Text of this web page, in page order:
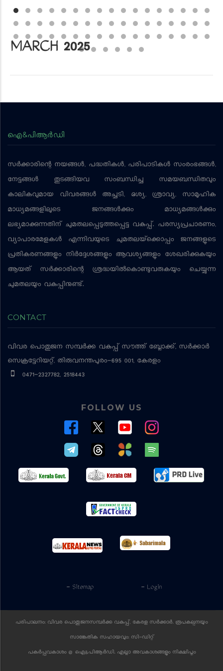
MARCH 2025
ഐ&പിആര്‍ഡി
സര്‍ക്കാരിന്റെ നയങ്ങള്‍, പദ്ധതികള്‍, പരിപാടികള്‍ സംരംഭങ്ങള്‍,
നേട്ടങ്ങള്‍ തുടങ്ങിയവ സംബന്ധിച്ച സമയബന്ധിതവും
കാലികവുമായ വിവരങ്ങള്‍ അച്ചടി, ദൃശ്യ, ശ്രാവ്യ, സാമൂഹിക
മാധ്യമങ്ങളിലൂടെ ജനങ്ങള്‍ക്കും മാധ്യമങ്ങള്‍ക്കും
ലഭ്യമാക്കുന്നതിന് ചുമതലപ്പെടുത്തപ്പെട്ട വകുപ്പ്. പരസ്യപ്രചാരണം,
വ്യാപാരമേളകള്‍ എന്നിവയുടെ ചുമതലയ്‌ക്കൊപ്പം ജനങ്ങളുടെ
പ്രതികരണങ്ങളും നിര്‍ദ്ദേശങ്ങളും ആവശ്യങ്ങളും ശേഖരിക്കുകയും
ആയത് സര്‍ക്കാരിന്റെ ശ്രദ്ധയില്‍കൊണ്ടുവരുകയും ചെയ്യുന്ന
ചുമതലയും വകുപ്പിനുണ്ട്.
CONTACT
വിവര പൊതുജന സമ്പര്‍ക്ക വകുപ്പ് സൗത്ത് ബ്ലോക്ക്, സര്‍ക്കാര്‍
സെക്രട്ടേറിയറ്റ്, തിരുവനന്തപുരം-695 001, കേരളം
0471-2327782, 2518443
FOLLOW US
- Login
- Sitemap
പരിപാലനം: വിവര പൊതുജനസമ്പര്‍ക്ക വകുപ്പ്, കേരള സര്‍ക്കാര്‍. രൂപകല്പനയും
സാങ്കേതിക സഹായവും: സി-ഡിറ്റ്
പകര്‍പ്പവകാശം @ ഐ&പിആര്‍ഡി. എല്ലാ അവകാശങ്ങളും നിക്ഷിപ്തം